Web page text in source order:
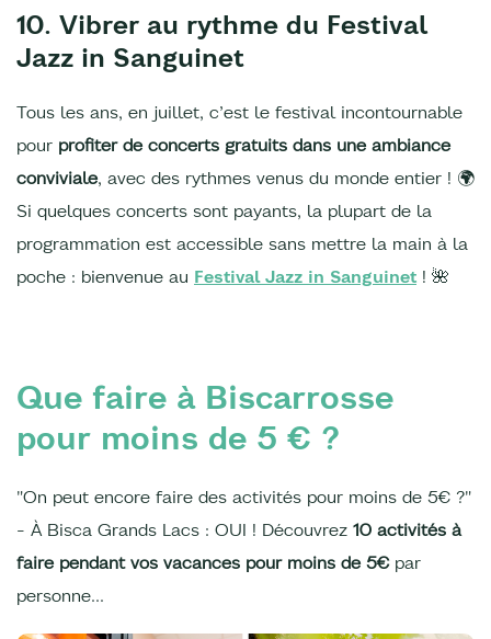
10. Vibrer au rythme du Festival
Jazz in Sanguinet
Tous les ans, en juillet, c’est le festival incontournable
pour profiter de concerts gratuits dans une ambiance
conviviale, avec des rythmes venus du monde entier ! 🌍
Si quelques concerts sont payants, la plupart de la
programmation est accessible sans mettre la main à la
poche : bienvenue au Festival Jazz in Sanguinet ! 🌺
Que faire à Biscarrosse
pour moins de 5 € ?
"On peut encore faire des activités pour moins de 5€ ?"
- À Bisca Grands Lacs : OUI ! Découvrez 10 activités à
faire pendant vos vacances pour moins de 5€par
personne...